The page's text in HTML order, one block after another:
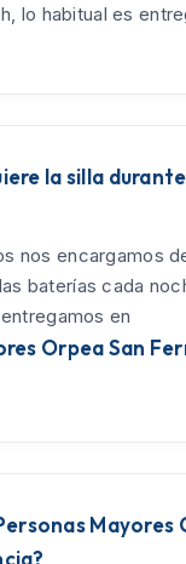
lo habitual es
la silla
nos encargamos
baterías cada
en
Orpea San
Mayores